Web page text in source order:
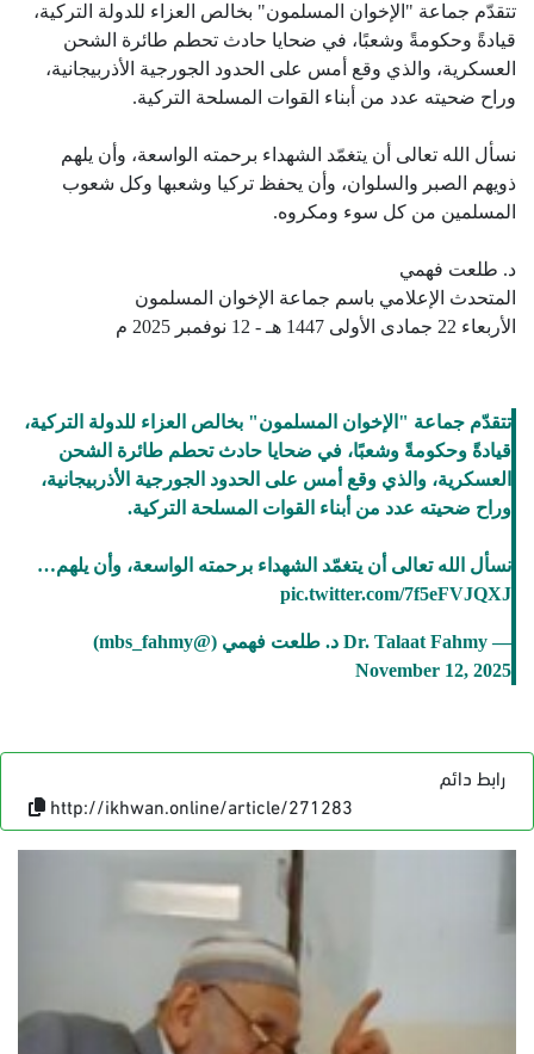
تتقدّم جماعة "الإخوان المسلمون" بخالص العزاء للدولة التركية،
قيادةً وحكومةً وشعبًا، في ضحايا حادث تحطم طائرة الشحن
العسكرية، والذي وقع أمس على الحدود الجورجية الأذربيجانية،
وراح ضحيته عدد من أبناء القوات المسلحة التركية.
نسأل الله تعالى أن يتغمّد الشهداء برحمته الواسعة، وأن يلهم
ذويهم الصبر والسلوان، وأن يحفظ تركيا وشعبها وكل شعوب
المسلمين من كل سوء ومكروه.
د. طلعت فهمي
المتحدث الإعلامي باسم جماعة الإخوان المسلمون
الأربعاء 22 جمادى الأولى 1447 هـ - 12 نوفمبر 2025 م
تتقدّم جماعة "الإخوان المسلمون" بخالص العزاء للدولة التركية،
قيادةً وحكومةً وشعبًا، في ضحايا حادث تحطم طائرة الشحن
العسكرية، والذي وقع أمس على الحدود الجورجية الأذربيجانية،
وراح ضحيته عدد من أبناء القوات المسلحة التركية.
نسأل الله تعالى أن يتغمّد الشهداء برحمته الواسعة، وأن يلهم…
pic.twitter.com/7f5eFVJQXJ
— Dr. Talaat Fahmy د. طلعت فهمي (@mbs_fahmy)
November 12, 2025
رابط دائم
http://ikhwan.online/article/271283